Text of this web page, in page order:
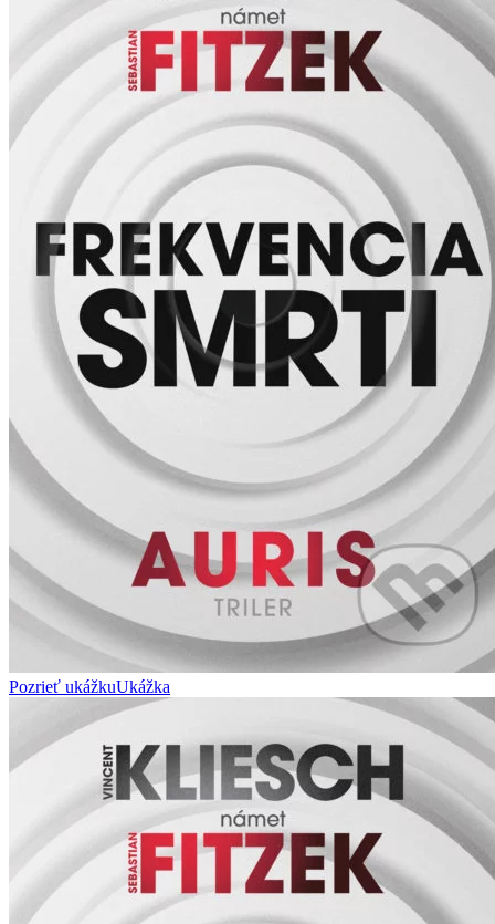
Pozrieť ukážkuUkážka